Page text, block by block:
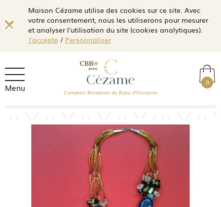
Maison Cézame utilise des cookies sur ce site. Avec
votre consentement, nous les utiliserons pour mesurer
et analyser l'utilisation du site (cookies analytiques).
J'accepte/ Personnaliser
Menu 0
Comptoir Bordelais du Bijou d'Occasion